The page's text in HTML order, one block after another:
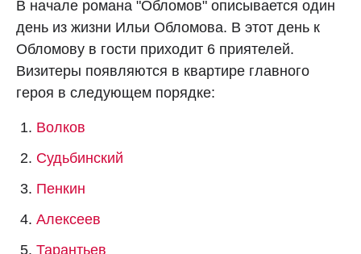
В начале романа "Обломов" описывается один
день из жизни Ильи Обломова. В этот день к
Обломову в гости приходит 6 приятелей.
Визитеры появляются в квартире главного
героя в следующем порядке:
Волков
Судьбинский
Пенкин
Алексеев
Тарантьев